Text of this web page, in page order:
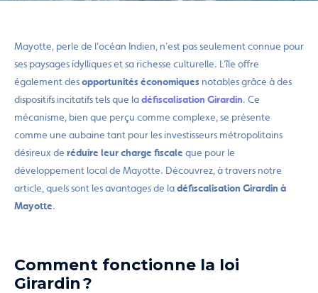
Mayotte, perle de l’océan Indien, n’est pas seulement connue pour
ses paysages idylliques et sa richesse culturelle. L’île offre
également desopportunités économiques notables grâce à des
dispositifs incitatifs tels que ladéfiscalisation Girardin. Ce
mécanisme, bien que perçu comme complexe, se présente
comme une aubaine tant pour les investisseurs métropolitains
désireux de réduire leur charge fiscale que pour le
développement local de Mayotte. Découvrez, à travers notre
article, quels sont les avantages de ladéfiscalisation Girardin à
Mayotte.
Comment fonctionne la loi
Girardin ?